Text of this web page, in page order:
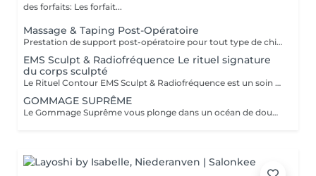
des forfaits: Les forfait...
Massage & Taping Post-Opératoire
Prestation de support post-opératoire pour tout type de chirurgie plastique. La prestation inclut le drainage lymphatique spécifique au post-opératoire immédiatement après la chirurgie, ainsi que l'application de bandes de taping si/quand nécessaire.
EMS Sculpt & Radiofréquence Le rituel signature
du corps sculpté
Le Rituel Contour EMS Sculpt & Radiofréquence est un soin non invasif haut de gamme qui redéfinit la silhouette en associant tonification musculaire profonde et raffermissement cutané. Grâce à la synergie de l'EMS et de la radiofréquence, il agit simultanément sur les muscles, les graisses localisées et la qualité de la peau pour un résultat visible et harmonieux. Résultats visibles Silhouette sculptée et tonifiée grâce aux contractions musculaires intenses de l'EMS Peau plus ferme et lissée par la stimulation du collagène via la radiofréquence Équivalent à 20 000 abdominaux en 30 minutes Réduction des graisses localisées et amélioration de l'aspect de la cellulite Contours du corps redessinés avec une meilleure définition musculaire Une expérience premium Le soin débute par un massage préparatoire, suivi d'un protocole technologique combinant chaleur ciblée et stimulation musculaire profonde. Une expérience confortable, efficace et résolument moderne. Zones ciblées: Abdomen · Fesses · Cuisses · Bras · Mollets
GOMMAGE SUPRÊME
Le Gommage Suprême vous plonge dans un océan de douceur pour une peau sublimée. Le massage relaxant effectué après le gommage vous donnera la sensation d'évasion suprême. Le résultat sera une recharge profonde avec votre corps et votre mental libéré de toutes les pollutions accumulées au fil des jours.